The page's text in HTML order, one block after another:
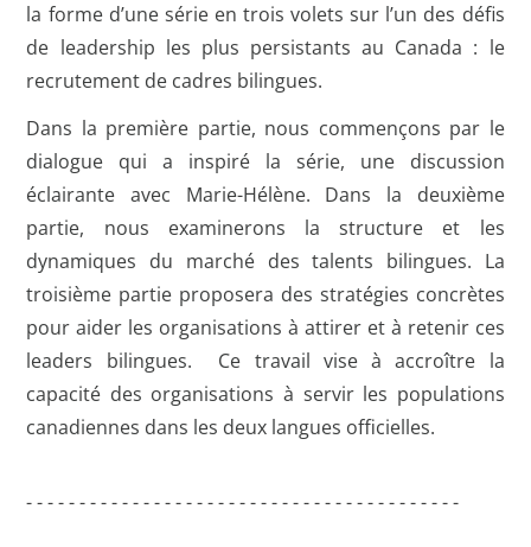
la forme d’une série en trois volets sur l’un des défis
de leadership les plus persistants au Canada : le
recrutement de cadres bilingues.
Dans la première partie, nous commençons par le
dialogue qui a inspiré la série, une discussion
éclairante avec Marie-Hélène. Dans la deuxième
partie, nous examinerons la structure et les
dynamiques du marché des talents bilingues. La
troisième partie proposera des stratégies concrètes
pour aider les organisations à attirer et à retenir ces
leaders bilingues. Ce travail vise à accroître la
capacité des organisations à servir les populations
canadiennes dans les deux langues officielles.
- - - - - - - - - - - - - - - - - - - - - - - - - - - - - - - - - - - - - - - - -